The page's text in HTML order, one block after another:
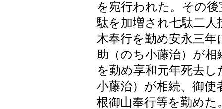
を宛行われた。その
駄を加増され七駄二人
木奉行を勤め安永三
助（のち小藤治）が
を勤め享和元年死去
小藤治）が相続、御使
根御山奉行等を勤め